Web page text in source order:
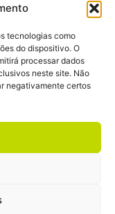
tecnologias como
do dispositivo. O
processar dados
neste site. Não
negativamente certos
Group - Geneve - Swiss